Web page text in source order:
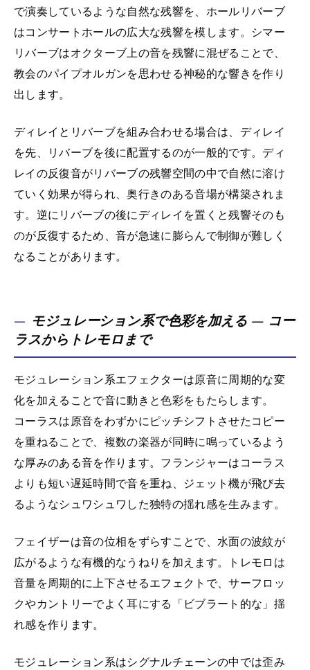
で演奏しているような自然な残響を、ホールリバーブ
はコンサートホールの広大な残響を模します。シマー
リバーブはオクターブ上の音を残響に混ぜることで、
教会のパイプオルガンを思わせる神秘的な響きを作り
出します。
ディレイとリバーブを組み合わせる場合は、ディレイ
を先、リバーブを後に配置するのが一般的です。ディ
レイの反復音がリバーブの残響空間の中で自然に溶け
ていく効果が得られ、奥行きのある音場が構築されま
す。逆にリバーブの後にディレイを置くと残響そのも
のが反復するため、音が急速に膨らんで制御が難しく
なることがあります。
モジュレーション系で色彩を加える — コー
ラスからトレモロまで
モジュレーション系エフェクターは原音に周期的な変
化を加えることで音に動きと色彩をもたらします。
コーラスは原音をわずかにピッチシフトさせたコピー
を重ねることで、複数の楽器が同時に鳴っているよう
な厚みのある音を作ります。フランジャーはコーラス
よりも短い遅延時間で音を重ね、ジェット機が飛び去
るようなシュワシュワした独特の揺れ感を生みます。
フェイザーは音の位相をずらすことで、水面の波紋が
広がるような有機的なうねりを加えます。トレモロは
音量を周期的に上下させるエフェクトで、サーフロッ
クやカントリーでよく耳にする「ビブラート的な」揺
れ感を作ります。
モジュレーション系はシグナルチェーンの中では歪み